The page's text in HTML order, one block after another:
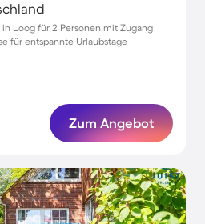
Loog für 2 Personen mit Zugang
für entspannte Urlaubstage
Zum Angebot